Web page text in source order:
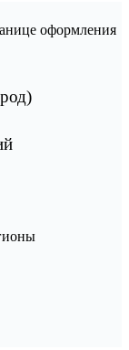
оформления